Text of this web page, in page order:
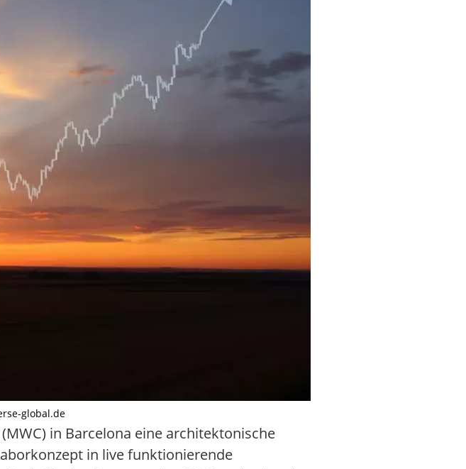
global.de
in Barcelona eine architektonische
in live funktionierende